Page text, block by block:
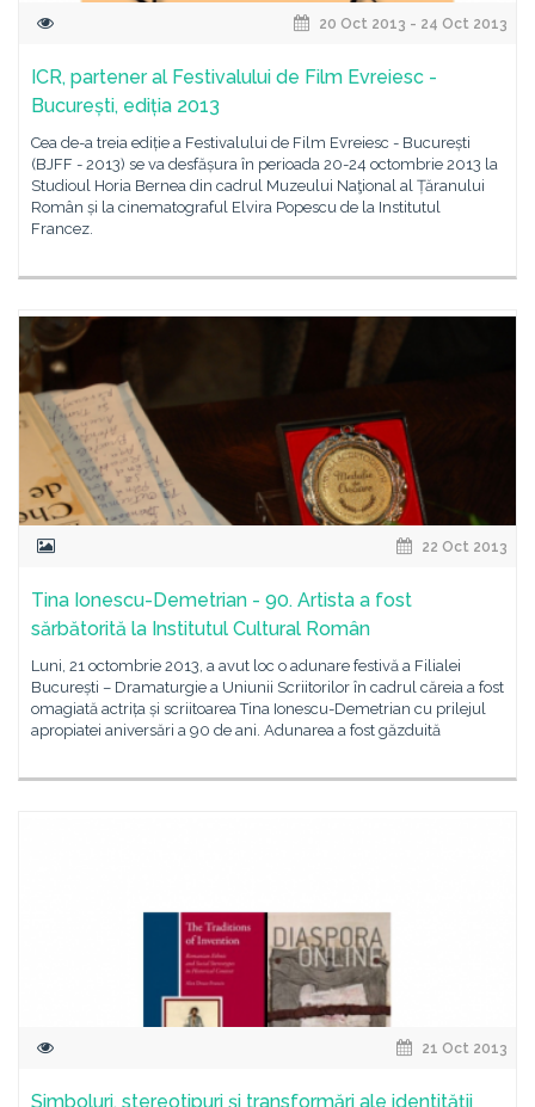
20 Oct 2013 - 24 Oct 2013
ICR, partener al Festivalului de Film Evreiesc -
București, ediția 2013
Cea de-a treia ediție a Festivalului de Film Evreiesc - București
(BJFF - 2013) se va desfășura în perioada 20-24 octombrie 2013 la
Studioul Horia Bernea din cadrul Muzeului Naţional al Țăranului
Român și la cinematograful Elvira Popescu de la Institutul
Francez.
22 Oct 2013
Tina Ionescu-Demetrian - 90. Artista a fost
sărbătorită la Institutul Cultural Român
Luni, 21 octombrie 2013, a avut loc o adunare festivă a Filialei
București – Dramaturgie a Uniunii Scriitorilor în cadrul căreia a fost
omagiată actrița și scriitoarea Tina Ionescu-Demetrian cu prilejul
apropiatei aniversări a 90 de ani. Adunarea a fost găzduită
21 Oct 2013
Simboluri, stereotipuri şi transformări ale identităţii